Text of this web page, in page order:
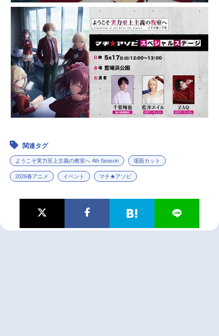
関連タグ
ようこそ実力至上主義の教室へ 4th Season 場面カット
2026春アニメ イベント マチ★アソビ